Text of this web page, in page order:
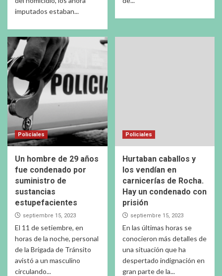
imputados estaban...
Policiales
Un hombre de 29 años
fue condenado por
suministro de
sustancias
estupefacientes
septiembre 15, 2023
El 11 de setiembre, en
horas de la noche, personal
de la Brigada de Tránsito
avistó a un masculino
circulando...
Policiales
Hurtaban caballos y
los vendían en
carnicerías de Rocha.
Hay un condenado con
prisión
septiembre 15, 2023
En las últimas horas se
conocieron más detalles de
una situación que ha
despertado indignación en
gran parte de la...